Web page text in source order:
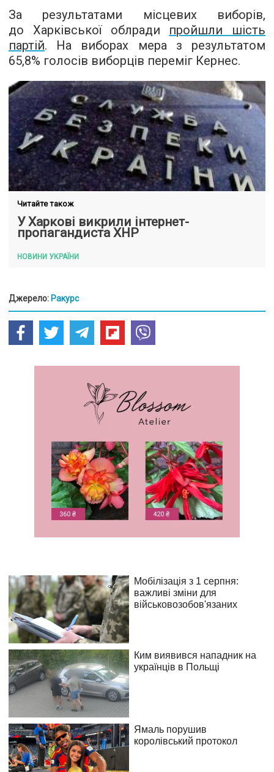
За результатами місцевих виборів,
до Харківської облради пройшли шість
партій. На виборах мера з результатом
65,8% голосів виборців переміг Кернес.
Читайте також
У Харкові викрили інтернет-
пропагандиста ХНР
НОВИНИ УКРАЇНИ
Джерело: Ракурс